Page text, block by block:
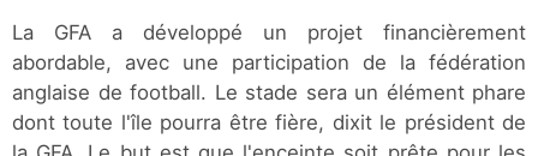
La GFA a développé un projet financièrement
abordable, avec une participation de la fédération
anglaise de football. Le stade sera un élément phare
dont toute l'île pourra être fière, dixit le président de